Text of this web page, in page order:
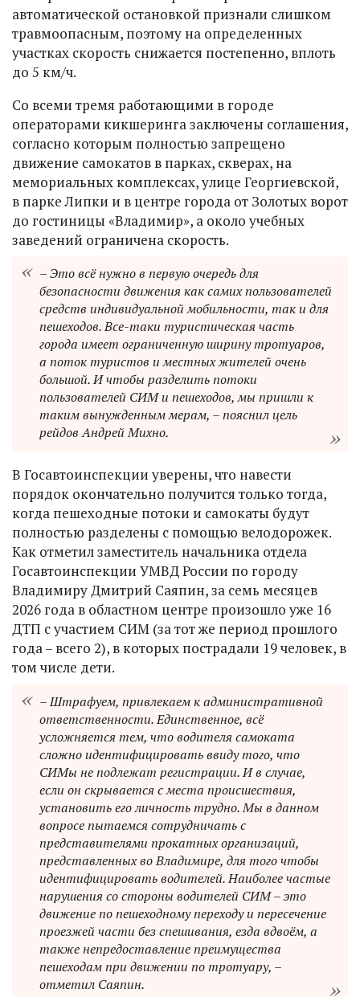
автоматической остановкой признали слишком
травмоопасным, поэтому на определенных
участках скорость снижается постепенно, вплоть
до 5 км/ч.
Со всеми тремя работающими в городе
операторами кикшеринга заключены соглашения,
согласно которым полностью запрещено
движение самокатов в парках, скверах, на
мемориальных комплексах, улице Георгиевской,
в парке Липки и в центре города от Золотых ворот
до гостиницы «Владимир», а около учебных
заведений ограничена скорость.
– Это всё нужно в первую очередь для
безопасности движения как самих пользователей
средств индивидуальной мобильности, так и для
пешеходов. Все-таки туристическая часть
города имеет ограниченную ширину тротуаров,
а поток туристов и местных жителей очень
большой. И чтобы разделить потоки
пользователей СИМ и пешеходов, мы пришли к
таким вынужденным мерам, – пояснил цель
рейдов Андрей Михно.
В Госавтоинспекции уверены, что навести
порядок окончательно получится только тогда,
когда пешеходные потоки и самокаты будут
полностью разделены с помощью велодорожек.
Как отметил заместитель начальника отдела
Госавтоинспекции УМВД России по городу
Владимиру Дмитрий Саяпин, за семь месяцев
2026 года в областном центре произошло уже 16
ДТП с участием СИМ (за тот же период прошлого
года – всего 2), в которых пострадали 19 человек, в
том числе дети.
– Штрафуем, привлекаем к административной
ответственности. Единственное, всё
усложняется тем, что водителя самоката
сложно идентифицировать ввиду того, что
СИМы не подлежат регистрации. И в случае,
если он скрывается с места происшествия,
установить его личность трудно. Мы в данном
вопросе пытаемся сотрудничать с
представителями прокатных организаций,
представленных во Владимире, для того чтобы
идентифицировать водителей. Наиболее частые
нарушения со стороны водителей СИМ – это
движение по пешеходному переходу и пересечение
проезжей части без спешивания, езда вдвоём, а
также непредоставление преимущества
пешеходам при движении по тротуару, –
отметил Саяпин.